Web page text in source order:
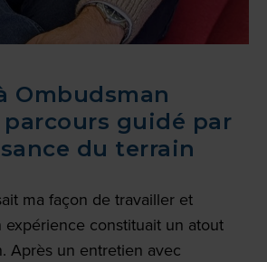
Ombudsman
parcours guidé par
du terrain
ma façon de travailler et
constituait un atout
Après un entretien avec